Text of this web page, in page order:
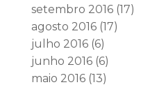
setembro 2016(17)
agosto 2016(17)
julho 2016(6)
junho 2016(6)
maio 2016(13)